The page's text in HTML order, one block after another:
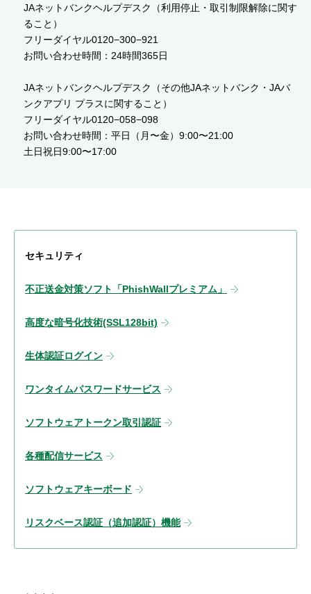
JAネットバンクヘルプデスク（利用停止・取引制限解除に関す
ること）
フリーダイヤル0120−300−921
お問い合わせ時間：24時間365日
JAネットバンクヘルプデスク（その他JAネットバンク・JAバ
ンクアプリ プラスに関すること）
フリーダイヤル0120−058−098
お問い合わせ時間：平日（⽉〜⾦）9:00〜21:00
土日祝日9:00〜17:00
セキュリティ
不正送金対策ソフト「PhishWallプレミアム」
高度な暗号化技術(SSL128bit)
生体認証ログイン
ワンタイムパスワードサービス
ソフトウェアトークン取引認証
各種配信サービス
ソフトウェアキーボード
リスクベース認証（追加認証）機能